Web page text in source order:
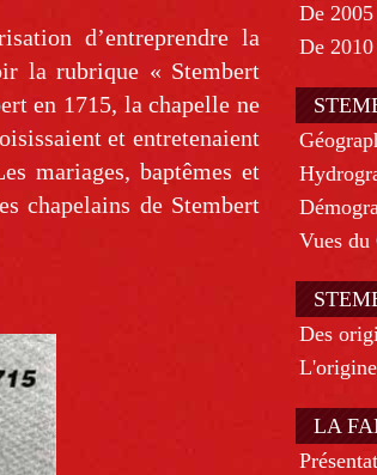
De
De
Vues du
Des
LA
d’entreprendre la
la rubrique « Stembert
en 1715, la chapelle ne
et entretenaient
mariages, baptêmes et
chapelains de Stembert